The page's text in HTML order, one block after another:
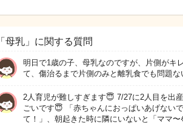
「母乳」に関する質問
明日で1歳の子、母乳なのですが、片側がキ
て、傷治るまで片側のみと離乳食でも問題な
2人育児が難しすぎます😇 7/27に2人目を出
ごいです😇 「赤ちゃんにおっぱいあげない
て！」、朝起きた時に隣にいないと「ママ